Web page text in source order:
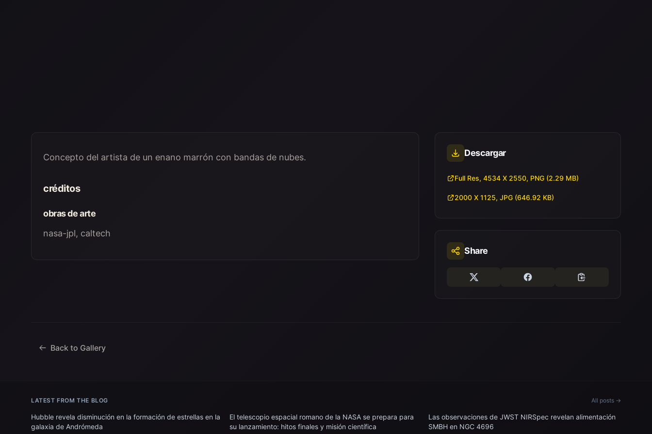
Concepto del artista de un enano marrón con bandas de nubes.
créditos
obras de arte
nasa-jpl, caltech
Descargar
Full Res, 4534 X 2550, PNG (2.29 MB)
2000 X 1125, JPG (646.92 KB)
Share
Back to Gallery
LATEST FROM THE BLOG All posts →
Hubble revela disminución en la formación de estrellas en la
galaxia de Andrómeda
El telescopio espacial romano de la NASA se prepara para
su lanzamiento: hitos finales y misión científica
Las observaciones de JWST NIRSpec revelan alimentación
SMBH en NGC 4696